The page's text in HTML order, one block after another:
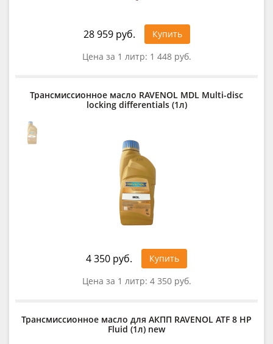
28 959 руб.
Купить
Цена за 1 литр: 1 448 руб.
Трансмиссионное масло RAVENOL MDL Multi-disc
locking differentials (1л)
4 350 руб.
Купить
Цена за 1 литр: 4 350 руб.
Трансмиссионное масло для АКПП RAVENOL ATF 8 HP
Fluid (1л) new